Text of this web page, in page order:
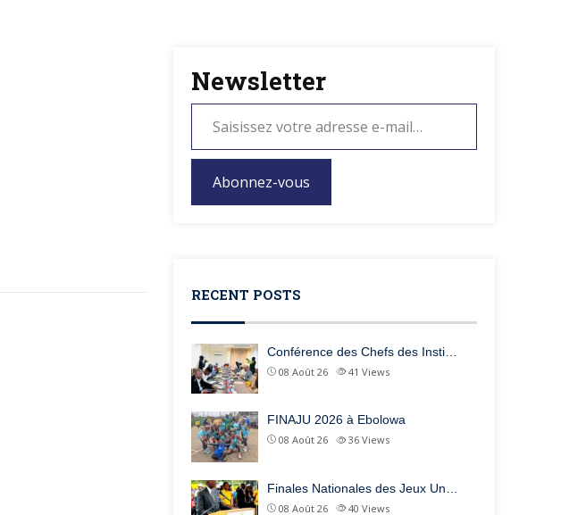
Newsletter
Abonnez-vous
RECENT POSTS
Conférence des Chefs des Insti…
08 Août 26 41 Views
FINAJU 2026 à Ebolowa
08 Août 26 36 Views
Finales Nationales des Jeux Un…
08 Août 26 40 Views